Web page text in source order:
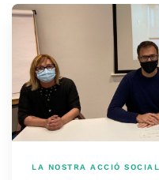
LA NOSTRA ACCIÓ SOCIAL